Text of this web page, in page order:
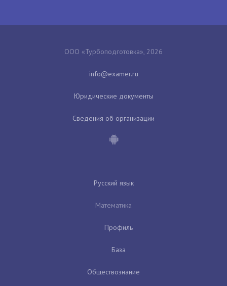
ООО «Турбоподготовка», 2026
Юридические документы
Сведения об организации
Русский язык
Математика
Профиль
База
Обществознание